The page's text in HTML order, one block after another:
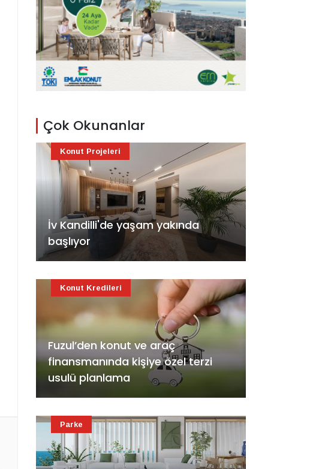
Çok Okunanlar
İv Kandilli'de yaşam yakında
başlıyor
Konut Projeleri
Fuzul’den konut ve araç
finansmanında kişiye özel terzi
usulü planlama
Konut Kredileri
Parke